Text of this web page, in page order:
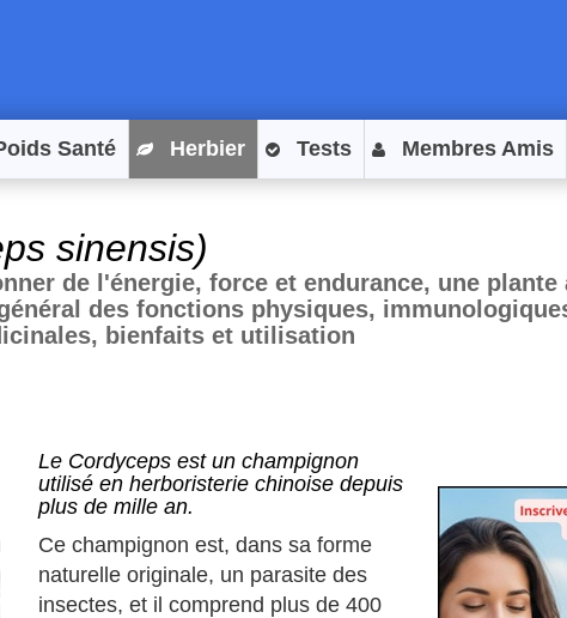
Santé Herbier Tests Membres Amis
sinensis)
de l'énergie, force et endurance, une plante
des fonctions physiques,
bienfaits et utilisation
Le Cordyceps est un champignon
utilisé en herboristerie chinoise depuis
plus de mille an.
Ce champignon est, dans sa forme
naturelle originale, un parasite des
insectes, et il comprend plus de 400